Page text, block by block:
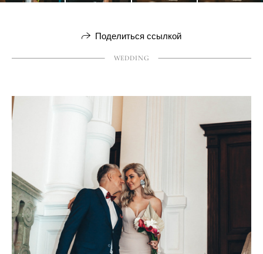
Поделиться ссылкой
WEDDING